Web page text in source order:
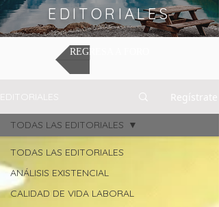
EDITORIALES
REGRESA A FORO
EDITORIALES Regístrate
TODAS LAS EDITORIALES
ANÁLISIS EXISTENCIAL
CALIDAD DE VIDA LABORAL
TODAS LAS EDITORIALES